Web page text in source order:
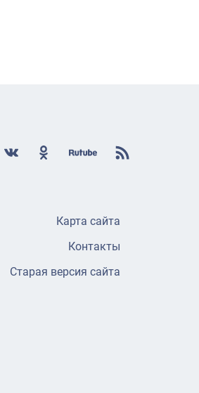
Карта сайта
Контакты
Старая версия сайта